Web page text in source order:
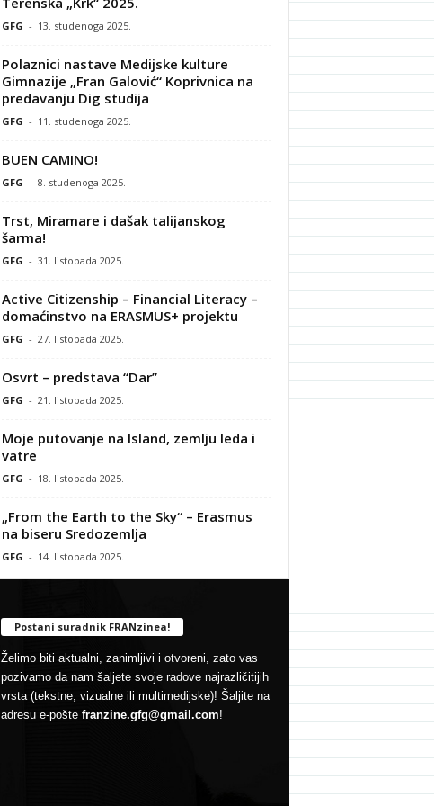
GFG - 13. studenoga 2025.
Polaznici nastave Medijske kulture
Gimnazije „Fran Galović“ Koprivnica na
predavanju Dig studija
GFG - 11. studenoga 2025.
BUEN CAMINO!
GFG - 8. studenoga 2025.
Trst, Miramare i dašak talijanskog
šarma!
GFG - 31. listopada 2025.
Active Citizenship – Financial Literacy –
domaćinstvo na ERASMUS+ projektu
GFG - 27. listopada 2025.
Osvrt – predstava “Dar”
GFG - 21. listopada 2025.
Moje putovanje na Island, zemlju leda i
vatre
GFG - 18. listopada 2025.
„From the Earth to the Sky“ – Erasmus
na biseru Sredozemlja
GFG - 14. listopada 2025.
Postani suradnik FRANzinea!
Želimo biti aktualni, zanimljivi i otvoreni, zato vas
pozivamo da nam šaljete svoje radove najrazličitijih
vrsta (tekstne, vizualne ili multimedijske)! Šaljite na
adresu e-pošte franzine.gfg@gmail.com!